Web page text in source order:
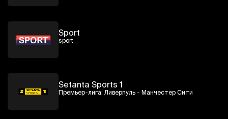
Sport
sport
Setanta Sports 1
Премьер-лига: Ливерпуль - Манчестер Сити